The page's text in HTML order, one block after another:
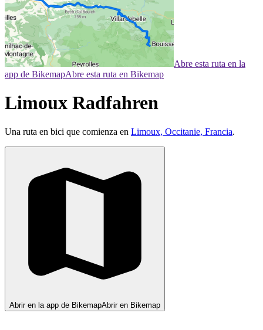
Abre esta ruta en la
app de BikemapAbre esta ruta en Bikemap
Limoux Radfahren
Una ruta en bici que comienza en Limoux, Occitanie, Francia.
Abrir en la app de BikemapAbrir en Bikemap